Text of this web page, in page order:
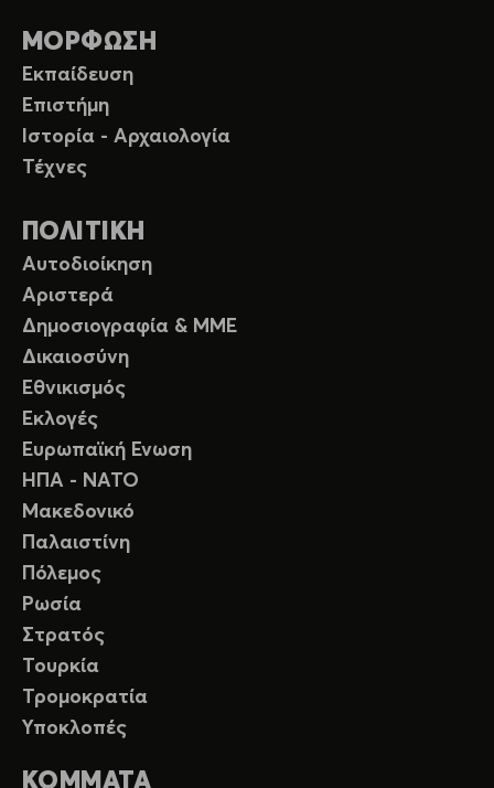
ΜΟΡΦΩΣΗ
Εκπαίδευση
Επιστήμη
Ιστορία - Αρχαιολογία
Τέχνες
ΠΟΛΙΤΙΚΗ
Αυτοδιοίκηση
Αριστερά
Δημοσιογραφία & ΜΜΕ
Δικαιοσύνη
Εθνικισμός
Εκλογές
Ευρωπαϊκή Ενωση
ΗΠΑ - ΝΑΤΟ
Μακεδονικό
Παλαιστίνη
Πόλεμος
Ρωσία
Στρατός
Τουρκία
Τρομοκρατία
Υποκλοπές
ΚΟΜΜΑΤΑ